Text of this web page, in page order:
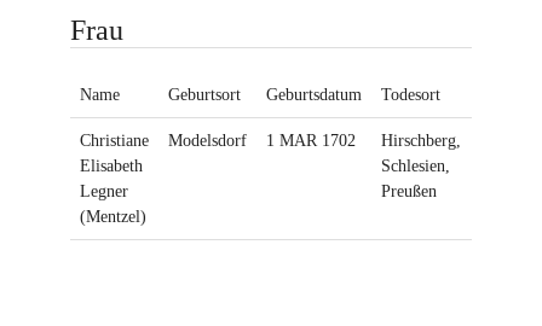
Frau
Name Geburtsort Geburtsdatum Todesort
Christiane
Elisabeth
Legner
(Mentzel)
Modelsdorf 1 MAR 1702
Hirschberg,
Schlesien,
Preußen